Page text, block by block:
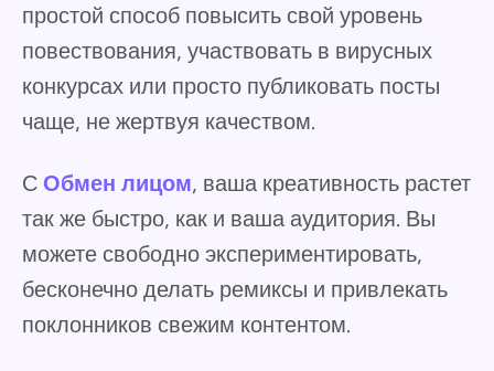
простой способ повысить свой уровень
повествования, участвовать в вирусных
конкурсах или просто публиковать посты
чаще, не жертвуя качеством.
С Обмен лицом, ваша креативность растет
так же быстро, как и ваша аудитория. Вы
можете свободно экспериментировать,
бесконечно делать ремиксы и привлекать
поклонников свежим контентом.